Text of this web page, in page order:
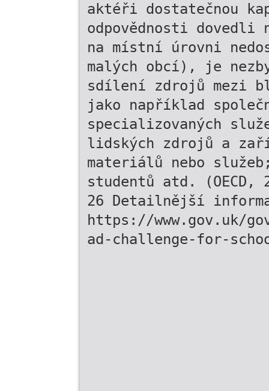
aktéři dostatečnou
odpovědnosti dovedli
na místní úrovni
malých obcí), je
sdílení zdrojů mezi
jako například
specializovaných
lidských zdrojů a
materiálů nebo
studentů atd. (OECD,
26 Detailnější
https://www.gov.uk/
ad-challenge-for-